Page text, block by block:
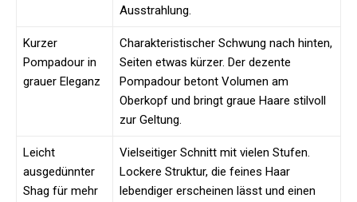
Ausstrahlung.
Kurzer
Pompadour in
grauer Eleganz
Charakteristischer Schwung nach hinten,
Seiten etwas kürzer. Der dezente
Pompadour betont Volumen am
Oberkopf und bringt graue Haare stilvoll
zur Geltung.
Leicht
ausgedünnter
Shag für mehr
Vielseitiger Schnitt mit vielen Stufen.
Lockere Struktur, die feines Haar
lebendiger erscheinen lässt und einen